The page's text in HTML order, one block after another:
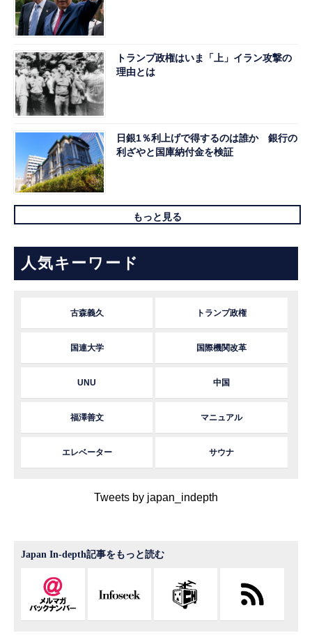
トランプ政権はいま「上」イラン攻撃の
理由とは
日銀1％利上げで得するのは誰か 銀行の
利ざやと国庫納付金を検証
もっと見る
人気キーワード
古森義久 トランプ政権
国連大学 国際機関改革
UNU 中国
福澤善文 マニュアル
エレベーター サウナ
Tweets by japan_indepth
Japan In-depth記事をもっと読む